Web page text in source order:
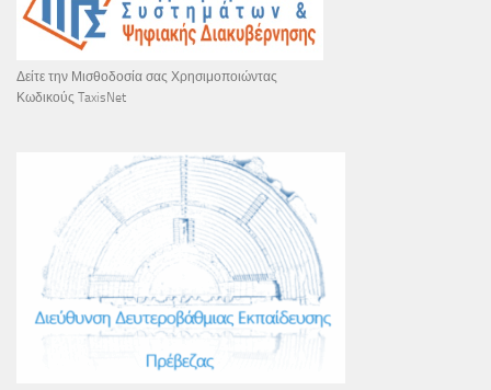
Δείτε την Μισθοδοσία σας Χρησιμοποιώντας
Κωδικούς TaxisNet